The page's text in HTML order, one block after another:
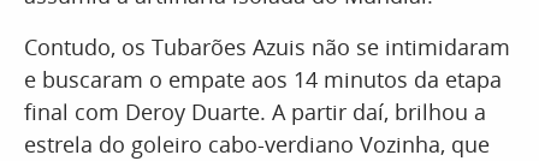
Contudo, os Tubarões Azuis não se intimidaram
e buscaram o empate aos 14 minutos da etapa
final com Deroy Duarte. A partir daí, brilhou a
estrela do goleiro cabo-verdiano Vozinha, que